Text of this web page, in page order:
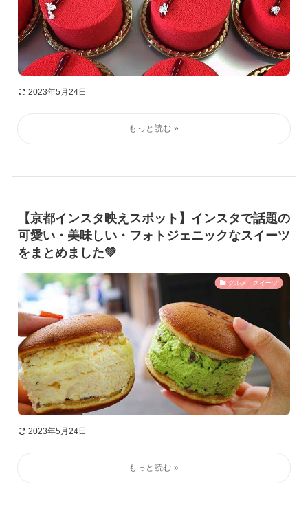
2023年5月24日
【京都インスタ映えスポット】インスタで話題の
可愛い・美味しい・フォトジェニックなスイーツ
をまとめました💚
グルメ・スイーツ
2023年5月24日